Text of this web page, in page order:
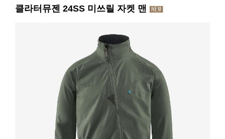
클라터뮤젠 24SS 미쓰릴 자켓 맨